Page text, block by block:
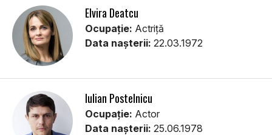
Elvira Deatcu
Ocupație: Actriță
Data nașterii: 22.03.1972
Iulian Postelnicu
Ocupație: Actor
Data nașterii: 25.06.1978